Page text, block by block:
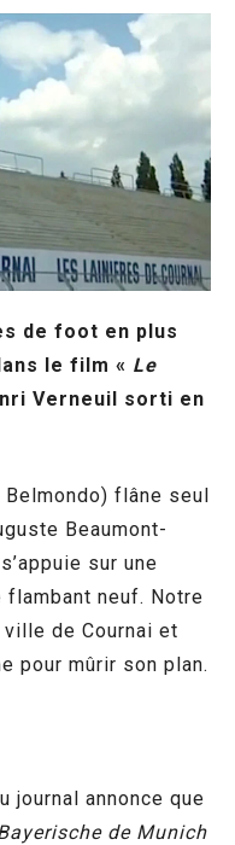
de foot en plus
le film « Le
Verneuil sorti en
flâne seul
Beaumont-
sur une
neuf. Notre
de Cournai et
pour mûrir son plan.
journal annonce que
de Munich